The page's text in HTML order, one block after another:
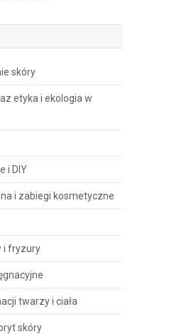
skóry
etyka i ekologia w
i DIY
i zabiegi kosmetyczne
i fryzury
twarzy i ciała
skóry